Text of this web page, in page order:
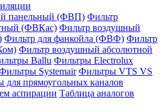
панельный (ФВП) Фильтр
(ФВКас) Фильтр воздушный
Фильтр для фанкойла (ФВФ) Фильтр
Фильтр воздушный абсолютной
Ballu Фильтры Electrolux
Systemair Фильтры VTS VS
для прямоугольных каналов
аспирации Таблица аналогов